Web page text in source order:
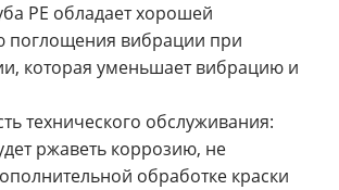
PE обладает хорошей
поглощения вибрации при
которая уменьшает вибрацию и
технического обслуживания:
ржаветь коррозию, не
обработке краски